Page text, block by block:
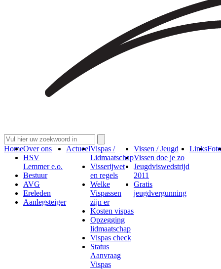
HomeOver ons
HSV
Lemmer e.o.
Bestuur
AVG
Ereleden
Aanlegsteiger
ActueelVispas /
Lidmaatschap
Visserijwet
en regels
Welke
Vispassen
zijn er
Kosten vispas
Opzegging
lidmaatschap
Vispas check
Status
Aanvraag
Vispas
Vissen / Jeugd
Vissen doe je zo
Jeugdviswedstrijd
2011
Gratis
jeugdvergunning
Links